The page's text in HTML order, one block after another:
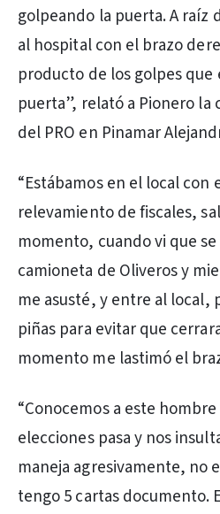
golpeando la puerta. A raíz
al hospital con el brazo
producto de los golpes que
puerta”, relató a Pionero la
del PRO en Pinamar
“Estábamos en el local con
relevamiento de fiscales,
momento, cuando vi que
camioneta de Oliveros y
me asusté, y entre al local,
piñas para evitar que
momento me lastimó el
“Conocemos a este
elecciones pasa y nos
maneja agresivamente, no
tengo 5 cartas documento.